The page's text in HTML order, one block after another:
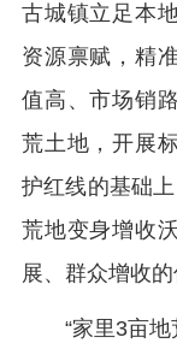
古城镇立足本
资源禀赋，精
值高、市场销
荒土地，开展
护红线的基础
荒地变身增收
展、群众增收的
“家里3亩